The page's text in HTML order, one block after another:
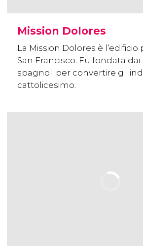
Mission Dolores
La Mission Dolores è l’edificio
San Francisco. Fu fondata dai
spagnoli per convertire gli
cattolicesimo.